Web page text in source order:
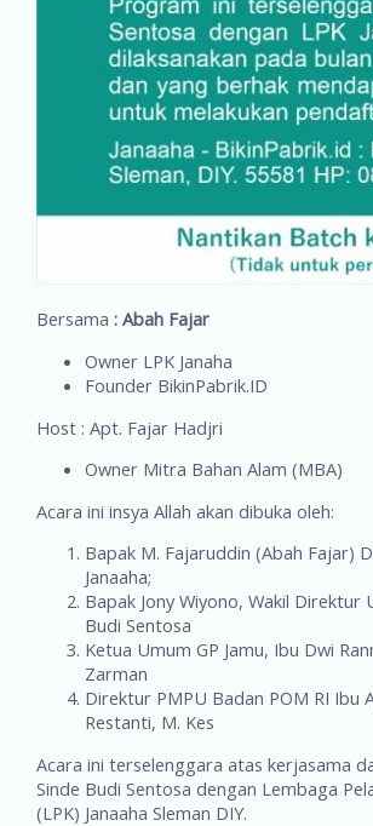
Bersama: Abah Fajar
Owner LPK Janaha
Founder BikinPabrik.ID
Host : Apt. Fajar Hadjri
Owner Mitra Bahan Alam (MBA)
Acara ini insya Allah akan dibuka oleh:
Bapak M. Fajaruddin (Abah Fajar)
Janaaha;
Bapak Jony Wiyono, Wakil Direktur
Budi Sentosa
Ketua Umum GP Jamu, Ibu Dwi
Zarman
Direktur PMPU Badan POM RI Ibu
Restanti, M. Kes
Acara ini terselenggara atas kerjasama
Sinde Budi Sentosa dengan Lembaga
(LPK) Janaaha Sleman DIY.